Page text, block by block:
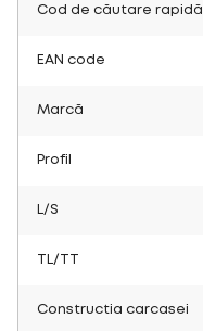
Cod de căutare rapidă
EAN code
Marcă
Profil
L/S
TL/TT
Constructia carcasei